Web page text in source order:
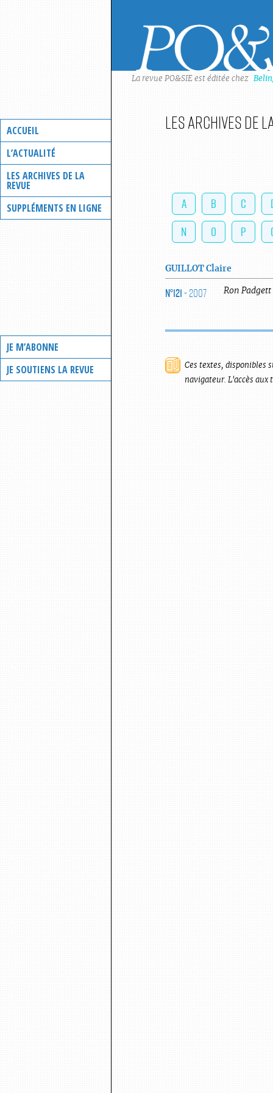
ACCUEIL
L’ACTUALITÉ
LES ARCHIVES DE LA
REVUE
SUPPLÉMENTS EN LIGNE
JE M’ABONNE
JE SOUTIENS LA REVUE
La revue PO&SIE est éditée chez
Les archives de
A B C
N
O P
GUILLOT Claire
N°121- 2007 Ron Padgett
Ces textes, disponibles
navigateur. L'accès aux